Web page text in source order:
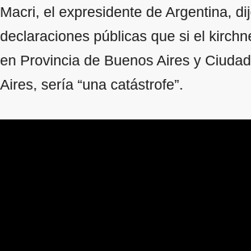
Macri, el expresidente de Argentina,
declaraciones públicas que si el
en Provincia de Buenos Aires y
Aires, sería “una catástrofe”.